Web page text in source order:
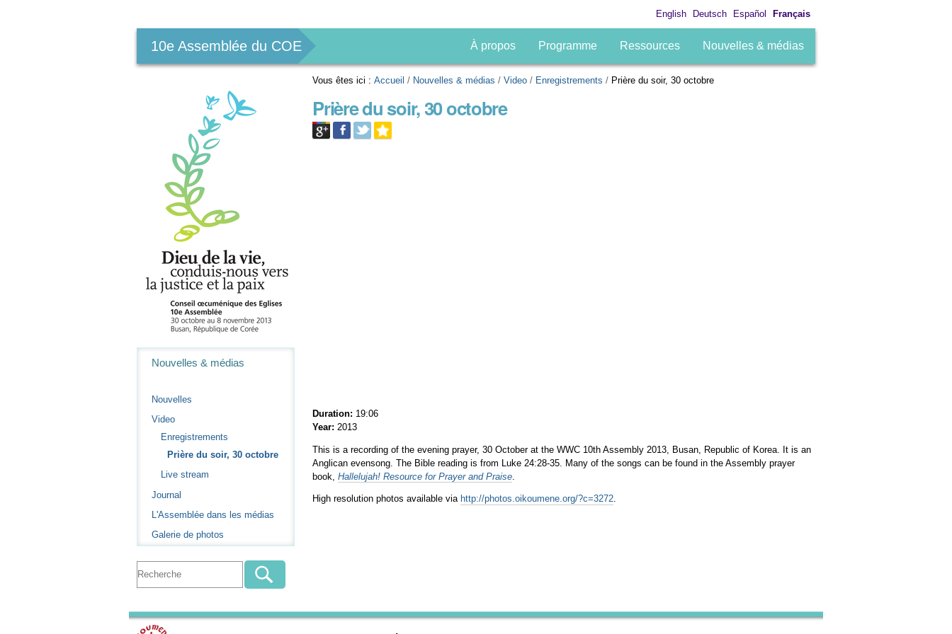
English Deutsch Español Français
10e Assemblée du COE À propos Programme Ressources Nouvelles & médias
Vous êtes ici : Accueil / Nouvelles & médias /Video / Enregistrements / Prière du soir, 30 octobre
Prière du soir, 30 octobre
Duration: 19:06
Year: 2013
This is a recording of the evening prayer, 30 October at the WWC 10th Assembly 2013, Busan, Republic of Korea. It is an
Anglican evensong. The Bible reading is from Luke 24:28-35. Many of the songs can be found in the Assembly prayer
book,Hallelujah! Resource for Prayer and Praise
High resolution photos available via http://photos.oikoumene.org/?c=3272.
Nouvelles & médias
Nouvelles
Video
Enregistrements
Prière du soir, 30 octobre
Live stream
Journal
L'Assemblée dans les médias
Galerie de photos